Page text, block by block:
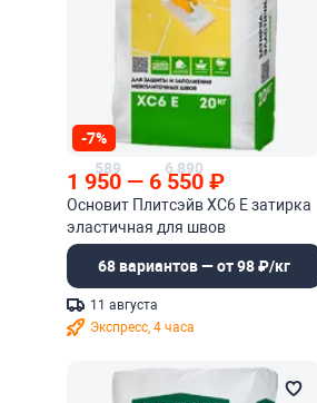
-7%
589
1 950 — 6 890
6 550₽
Основит Плитсэйв XC6 E затирка
эластичная для швов
68 вариантов — от 98 ₽/кг
11 августа
Экспресс, 4 часа